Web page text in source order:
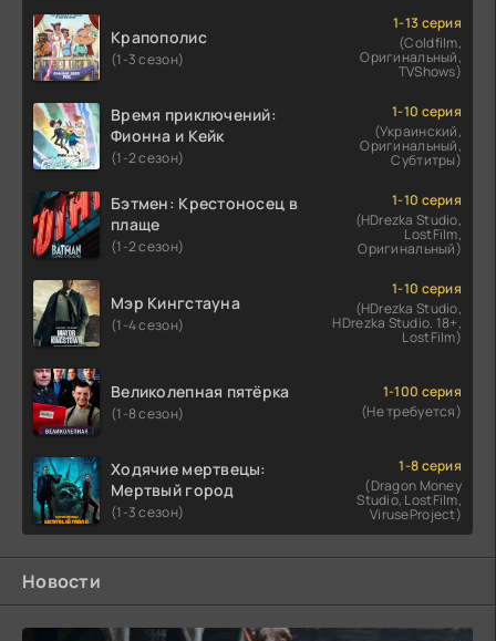
Крапополис
(1-3 сезон)
1-13 серия
(Coldfilm,
Оригинальный,
TVShows)
Время приключений:
Фионна и Кейк
(1-2 сезон)
1-10 серия
(Украинский,
Оригинальный,
Субтитры)
Бэтмен: Крестоносец в
плаще
(1-2 сезон)
1-10 серия
(HDrezka Studio,
LostFilm,
Оригинальный)
Мэр Кингстауна
(1-4 сезон)
1-10 серия
(HDrezka Studio,
HDrezka Studio. 18+,
LostFilm)
Великолепная пятёрка
(1-8 сезон)
1-100 серия
(Не требуется)
Ходячие мертвецы:
Мертвый город
(1-3 сезон)
1-8 серия
(Dragon Money
Studio, LostFilm,
ViruseProject)
Новости